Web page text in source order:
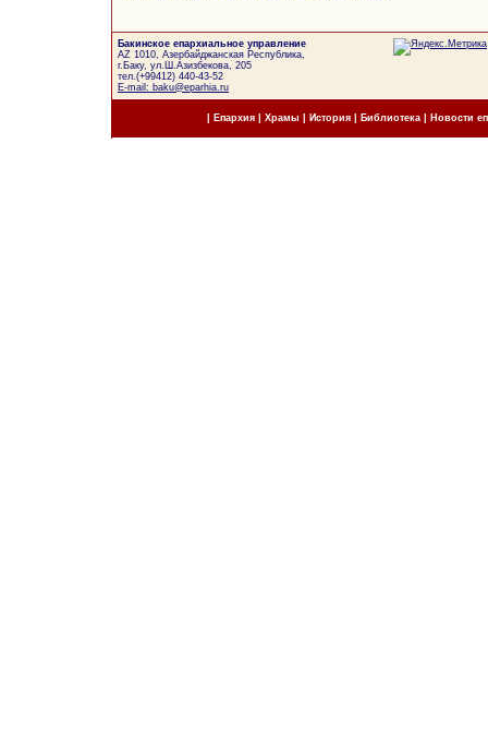
Бакинское епархиальное управление
AZ 1010, Азербайджанская Республика,
г.Баку, ул.Ш.Азизбекова, 205
тел.(+99412) 440-43-52
E-mail: baku@eparhia.ru
Епархия| Храмы История| Библиотека Новости